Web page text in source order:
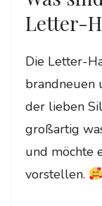
Letter-
Die Letter-
brandneuen
der lieben
großartig
und möchte
vorstellen.